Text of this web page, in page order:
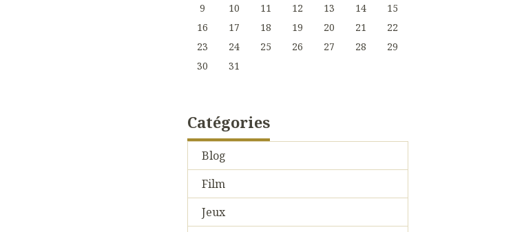
9
10 11 12 13 14
15
16
17 18 19 20 21
22
23
24 25 26 27 28
29
30
31
Catégories
Blog
Film
Jeux